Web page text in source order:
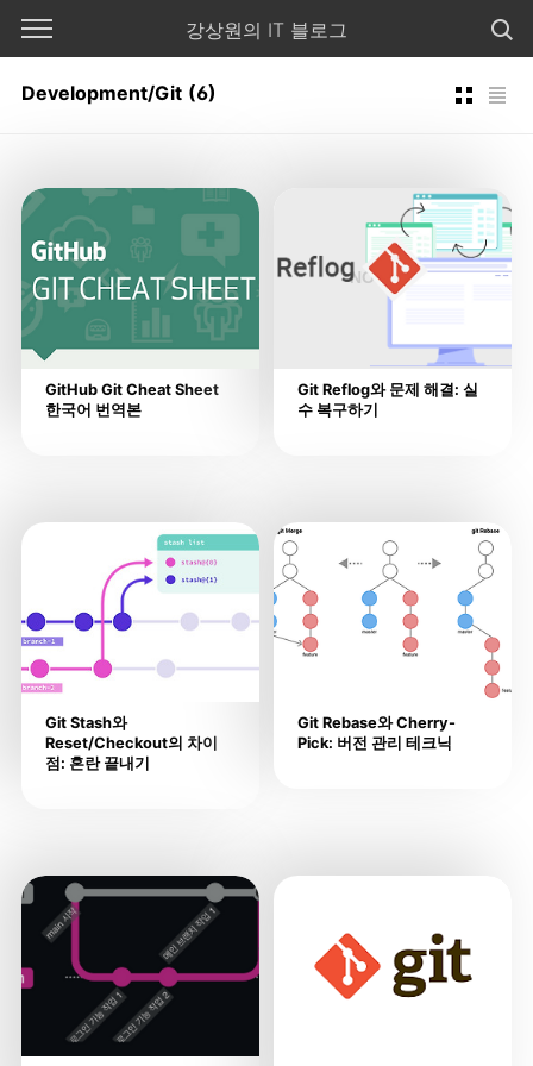
강상원의 IT 블로그
Development/Git (6)
GitHub Git Cheat Sheet
한국어 번역본
Git Reflog와 문제 해결: 실
수 복구하기
Git Stash와
Reset/Checkout의 차이
점: 혼란 끝내기
Git Rebase와 Cherry-
Pick: 버전 관리 테크닉